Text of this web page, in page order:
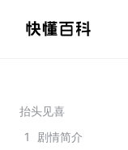
抬头见喜
1
剧情简介